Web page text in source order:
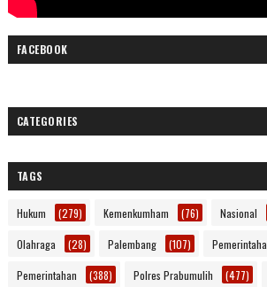
FACEBOOK
CATEGORIES
TAGS
Hukum (279) Kemenkumham (76) Nasional
Olahraga (28) Palembang (107) Pemerintaha
Pemerintahan (388) Polres Prabumulih (477)